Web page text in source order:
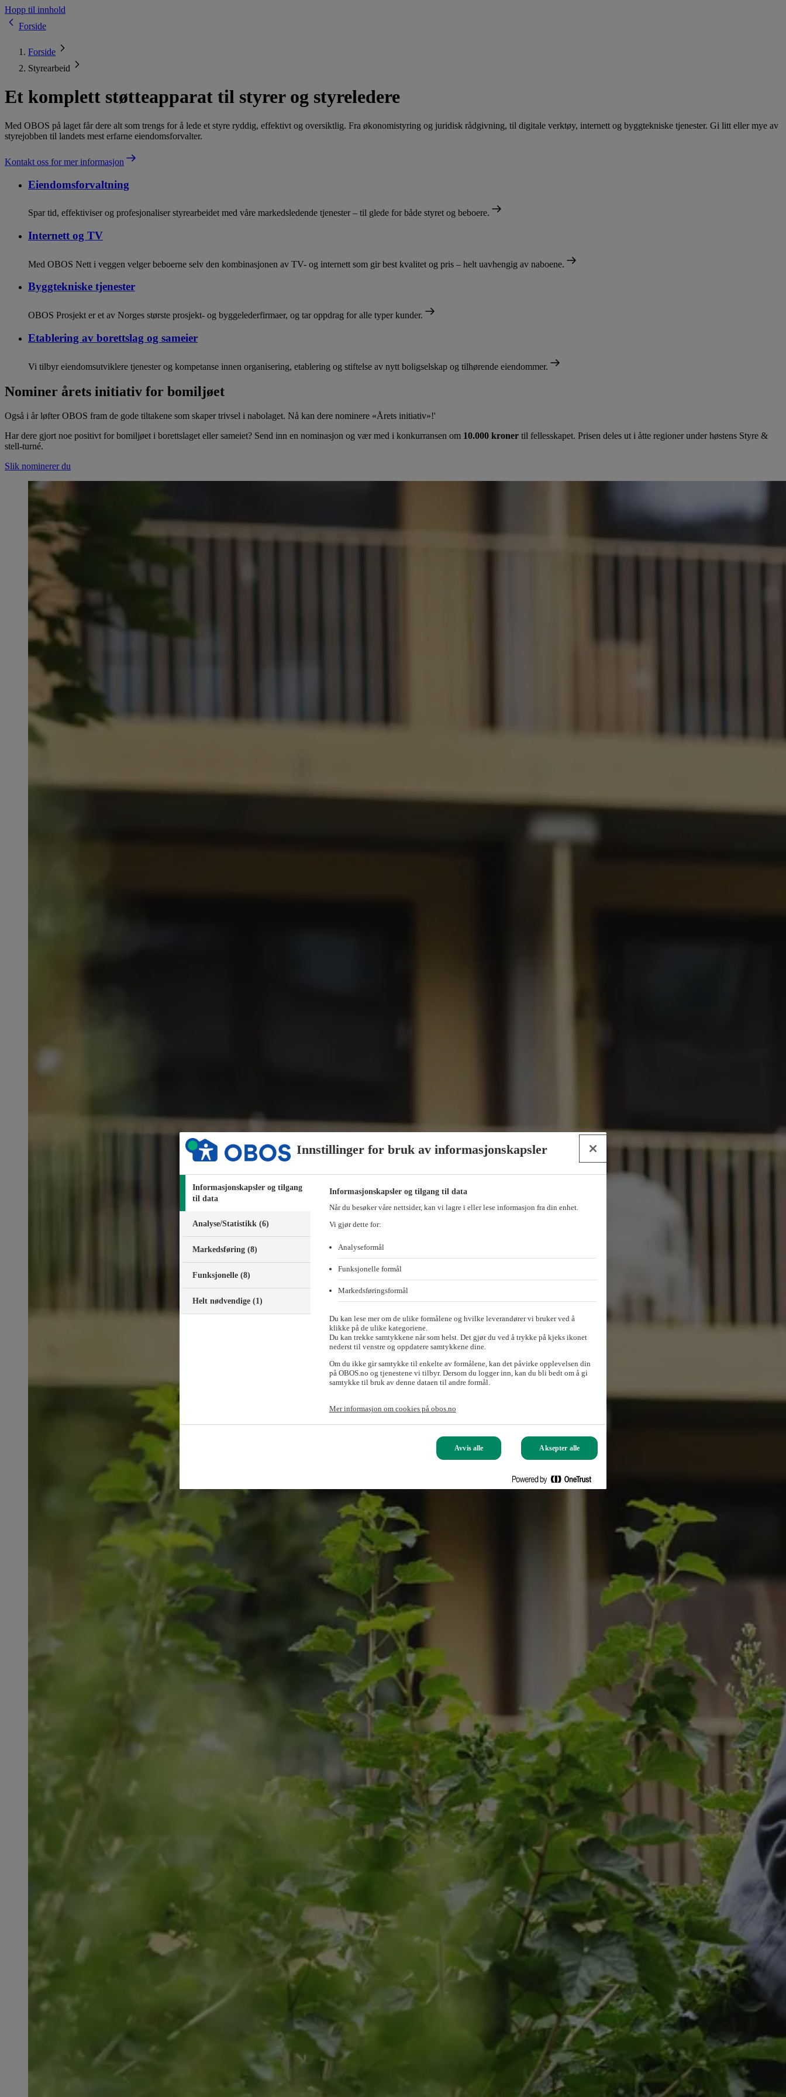
Hopp til innhold
Forside
Forside
Styrearbeid
Et komplett støtteapparat til styrer og styreledere
Med OBOS på laget får dere alt som trengs for å lede et styre ryddig, effektivt og oversiktlig. Fra økonomistyring og juridisk rådgivning, til digitale verktøy, internett og byggtekniske tjenester. Gi litt eller mye av
styrejobben til landets mest erfarne eiendomsforvalter.
Kontakt oss for mer informasjon
Eiendomsforvaltning
Spar tid, effektiviser og profesjonaliser styrearbeidet med våre markedsledende tjenester – til glede for både styret og beboere.
Internett og TV
Med OBOS Nett i veggen velger beboerne selv den kombinasjonen av TV- og internett som gir best kvalitet og pris – helt uavhengig av naboene.
Byggtekniske tjenester
OBOS Prosjekt er et av Norges største prosjekt- og byggelederfirmaer, og tar oppdrag for alle typer kunder.
Etablering av borettslag og sameier
Vi tilbyr eiendomsutviklere tjenester og kompetanse innen organisering, etablering og stiftelse av nytt boligselskap og tilhørende eiendommer.
Nominer årets initiativ for bomiljøet
Også i år løfter OBOS fram de gode tiltakene som skaper trivsel i nabolaget. Nå kan dere nominere «Årets initiativ»!'
Har dere gjort noe positivt for bomiljøet i borettslaget eller sameiet? Send inn en nominasjon og vær med i konkurransen om 10.000 kroner til fellesskapet. Prisen deles ut i åtte regioner under høstens Styre &
stell-turné.
Slik nominerer du
Innstillinger for bruk av informasjonskapsler
Informasjonskapsler og tilgang
til data
Analyse/Statistikk (6)
Markedsføring (8)
Funksjonelle (8)
Helt nødvendige (1)
Informasjonskapsler og tilgang til data
Når du besøker våre nettsider, kan vi lagre i eller lese informasjon fra din enhet.
Vi gjør dette for:
Analyseformål
Funksjonelle formål
Markedsføringsformål
Du kan lese mer om de ulike formålene og hvilke leverandører vi bruker ved å
klikke på de ulike kategoriene.
Du kan trekke samtykkene når som helst. Det gjør du ved å trykke på kjeks ikonet
nederst til venstre og oppdatere samtykkene dine.
Om du ikke gir samtykke til enkelte av formålene, kan det påvirke opplevelsen din
på OBOS.no og tjenestene vi tilbyr. Dersom du logger inn, kan du bli bedt om å gi
samtykke til bruk av denne dataen til andre formål.
Mer informasjon om cookies på obos.no
Avvis alle Aksepter alle